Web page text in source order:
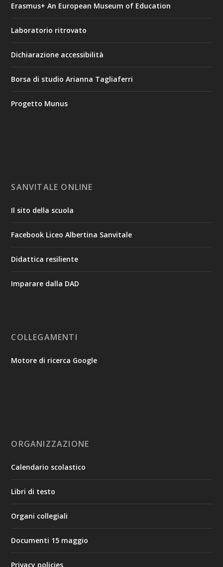
Erasmus+ An European Museum of Education
Laboratorio ritrovato
Dichiarazione accessibilità
Borsa di studio Arianna Tagliaferri
Progetto Munus
SANVITALE ONLINE
Il sito della scuola
Facebook Liceo Albertina Sanvitale
Didattica resiliente
Imparare dalla DAD
COLLEGAMENTI
Motore di ricerca Google
ORGANIZZAZIONE
Calendario scolastico
Libri di testo
Organi collegiali
Documenti 15 maggio
Privacy policies